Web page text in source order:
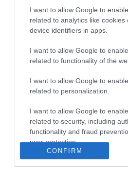
I want to allow Google to
related to analytics like cookies
device identifiers in apps.
I want to allow Google to
related to functionality of the
I want to allow Google to
related to personalization.
I want to allow Google to
related to security, including
functionality and fraud
user protection.
CONFIRM
Καιρός Δεκαπενταύγουστο:
Η προοπτική εξέλιξης από
τον Σάκη Αρναούτογλου (vid)
γιορτάζουν σήμερα; Χρόνια
Πολλά
Πρεμιέρα στην Ολλανδία,
Πορτογαλία και τη Β’
Γερμανίας με πολλές
στοιχηματικές επιλογές από
το ΠΑΜΕ ΣΤΟΙΧΗΜΑ
07/08/2026 16:41